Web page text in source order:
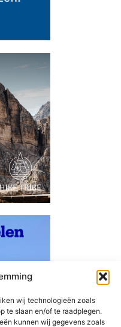
wij technologieën zoals
te slaan en/of te raadplegen.
kunnen wij gegevens zoals